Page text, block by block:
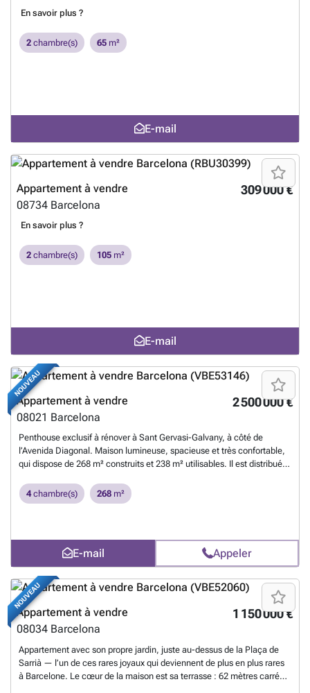
En savoir plus ?
2 chambre(s) 65 m²
E-mail
309 000 €
Appartement à vendre
08734 Barcelona
En savoir plus ?
2 chambre(s) 105 m²
E-mail
NOUVEAU
2 500 000 €
Appartement à vendre
08021 Barcelona
Penthouse exclusif à rénover à Sant Gervasi-Galvany, à côté de
l’Avenida Diagonal. Maison lumineuse, spacieuse et très confortable,
qui dispose de 268 m² construits et 238 m² utilisables. Il est distribué
couverte avec de belles vues sur la ville. Cuisine ouverte entièrement
équipée avec appareils électroménagers et ouverte sur le salon-salle à
mètres, avec de belles vues ; et deux autres chambres qui partagent
une troisième salle de bain). La maison dispose d’armoires
encastrées, du chauffage et de la climatisation. Il est situé au 6ème
étage (hauteur réelle huitième) d’un immeuble calme avec une seule
maison par étage. Il dispose d’un service de conciergerie.
Actuellement en rénovation, avec la possibilité d’ajuster le projet aux
besoins et aux goûts du client. Prix sans réforme 2 100 000
En savoir
plus ?
4chambre(s) 268 m²
E-mail Appeler
NOUVEAU
1 150 000 €
Appartement à vendre
08034 Barcelona
Appartement avec son propre jardin, juste au-dessus de la Plaça de
Sarrià — l’un de ces rares joyaux qui deviennent de plus en plus rares
à Barcelone. Le cœur de la maison est sa terrasse : 62 mètres carrés